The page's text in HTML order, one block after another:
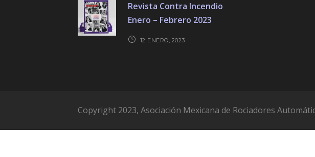
Revista Contra Incendio
Enero – Febrero 2023
12 ENERO, 2023
Copyright 2023, Asociación Mexicana de Rociadores